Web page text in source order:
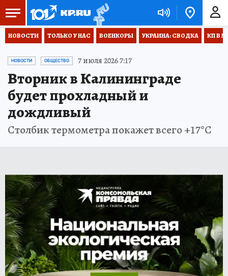
НОВОСТИ ТОЛЬКО У НАС ВОЕНКОРЫ УКРАИНА: СВОДКА КП В
НОВОСТИ ОБЩЕСТВО 7 июля 2026 7:17
Вторник в Калининграде
будет прохладный и
дождливый
Столбик термометра покажет всего +17°С